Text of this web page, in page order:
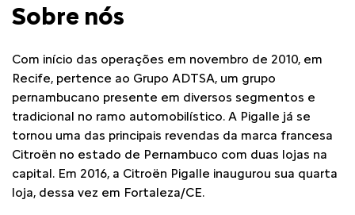
Sobre nós
Com início das operações em novembro de 2010, em
Recife, pertence ao Grupo ADTSA, um grupo
pernambucano presente em diversos segmentos e
tradicional no ramo automobilístico. A Pigalle já se
tornou uma das principais revendas da marca francesa
Citroën no estado de Pernambuco com duas lojas na
capital. Em 2016, a Citroën Pigalle inaugurou sua quarta
loja, dessa vez em Fortaleza/CE.